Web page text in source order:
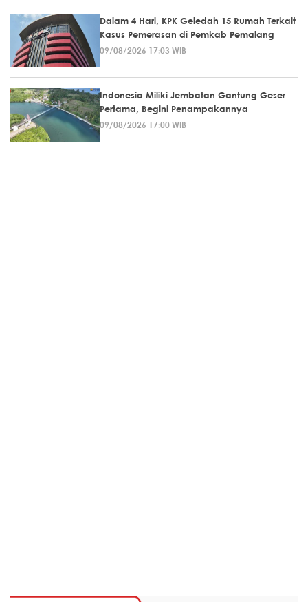
Dalam 4 Hari, KPK Geledah 15 Rumah Terkait
Kasus Pemerasan di Pemkab Pemalang
09/08/2026 17:03 WIB
Indonesia Miliki Jembatan Gantung Geser
Pertama, Begini Penampakannya
09/08/2026 17:00 WIB